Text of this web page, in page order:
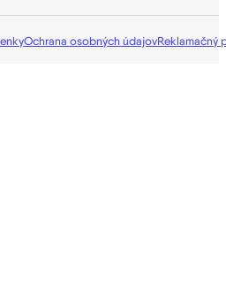
Ochrana osobných údajovReklamačný